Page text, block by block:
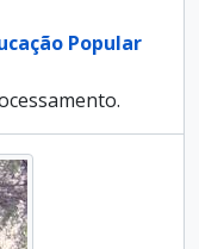
Popular